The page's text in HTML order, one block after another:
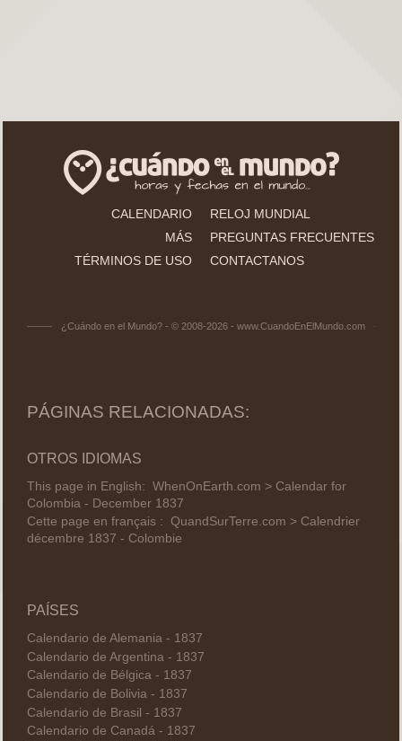
CALENDARIO
RELOJ MUNDIAL
MÁS
PREGUNTAS FRECUENTES
TÉRMINOS DE USO
CONTACTANOS
¿Cuándo en el Mundo? - © 2008-2026 - www.CuandoEnElMundo.com
PÁGINAS RELACIONADAS:
OTROS IDIOMAS
This page in English: WhenOnEarth.com > Calendar for
Colombia - December 1837
Cette page en français : QuandSurTerre.com > Calendrier
décembre 1837 - Colombie
PAÍSES
Calendario de Alemania - 1837
Calendario de Argentina - 1837
Calendario de Bélgica - 1837
Calendario de Bolivia - 1837
Calendario de Brasil - 1837
Calendario de Canadá - 1837